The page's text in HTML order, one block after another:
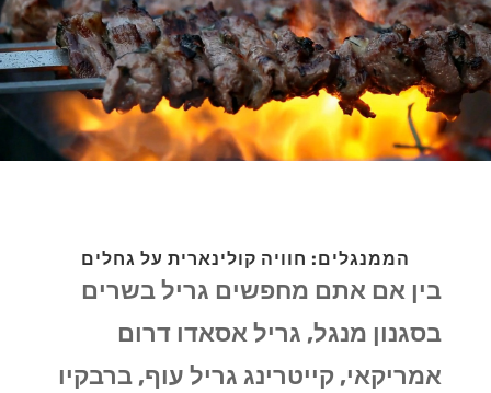
הממנגלים: חוויה קולינארית על גחלים
בין אם אתם מחפשים גריל בשרים
בסגנון מנגל, גריל אסאדו דרום
אמריקאי, קייטרינג גריל עוף, ברבקיו